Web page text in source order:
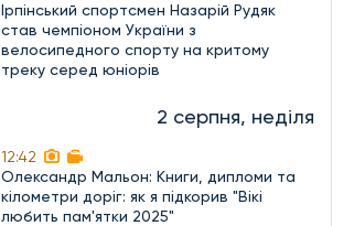
Ірпінський спортсмен Назарій Рудяк
став чемпіоном України з
велосипедного спорту на критому
треку серед юніорів
2 серпня, неділя
12:42
Олександр Мальон: Книги, дипломи та
кілометри доріг: як я підкорив "Вікі
любить пам'ятки 2025"